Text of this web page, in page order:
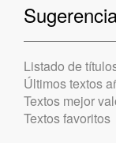
Listado de
Últimos textos
Textos mejor
Textos favoritos